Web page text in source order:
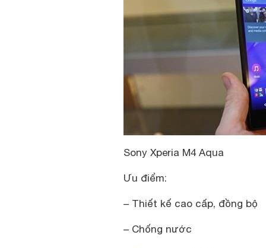
Sony Xperia M4 Aqua
Ưu điểm:
– Thiết kế cao cấp, đồng bộ
– Chống nước